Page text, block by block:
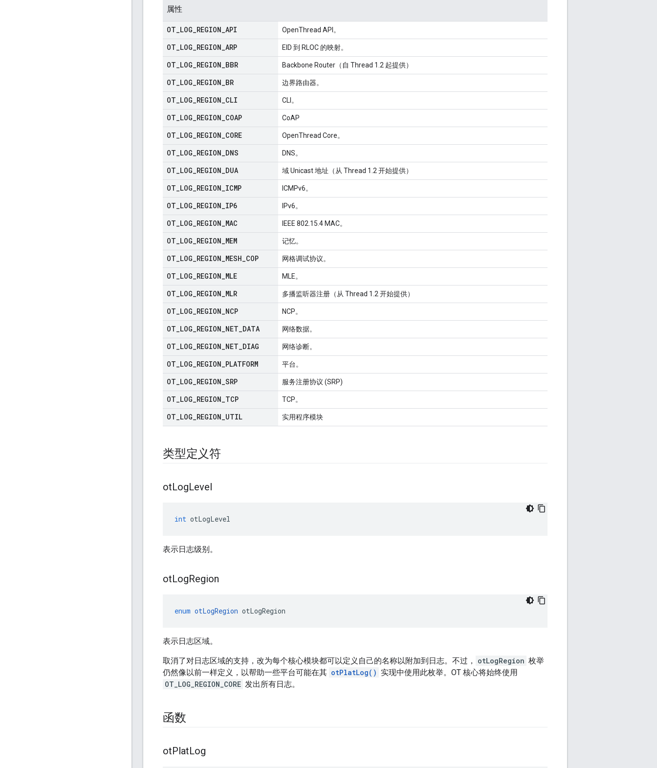
属性
OT LOG REGION API OpenThread API。
OT LOG REGION ARP EID 到 RLOC 的映射。
OT LOG REGION BBR Backbone Router（自 Thread 1.2 起提供）
OT LOG REGION BR 边界路由器。
OT LOG REGION CLI CLI。
OT LOG REGION COAP CoAP
OT LOG REGION CORE OpenThread Core。
OT LOG REGION DNS DNS。
OT LOG REGION DUA 域 Unicast 地址（从 Thread 1.2 开始提供）
OT LOG REGION ICMP ICMPv6。
OT LOG REGION IP6 IPv6。
OT LOG REGION MAC IEEE 802.15.4 MAC。
OT LOG REGION MEM 记忆。
OT LOG REGION MESH COP 网格调试协议。
OT LOG REGION MLE MLE。
OT LOG REGION MLR 多播监听器注册（从 Thread 1.2 开始提供）
OT LOG REGION NCP NCP。
OT LOG REGION NET DATA 网络数据。
OT LOG REGION NET DIAG 网络诊断。
OT LOG REGION PLATFORM 平台。
OT LOG REGION SRP 服务注册协议 (SRP)
OT LOG REGION TCP TCP。
OT LOG REGION UTIL 实用程序模块
类型定义符
otLogLevel
int otLogLevel
表示日志级别。
otLogRegion
enum otLogRegion otLogRegion
表示日志区域。
取消了对日志区域的支持，改为每个核心模块都可以定义自己的名称以附加到日志。不过， otLogRegion 枚举
仍然像以前一样定义，以帮助一些平台可能在其 otPlatLog() 实现中使用此枚举。OT 核心将始终使用
OT_LOG_REGION_CORE 发出所有日志。
函数
otPlatLog